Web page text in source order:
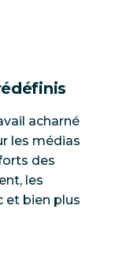
acharné
les médias
des
les
et bien plus